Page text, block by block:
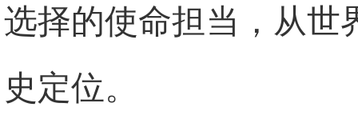
选择的使命担当，从世
史定位。